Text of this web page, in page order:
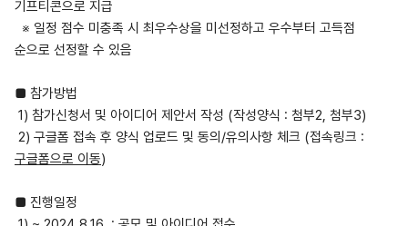
기프티콘으로 지급
※ 일정 점수 미충족 시 최우수상을 미선정하고 우수부터 고득점
순으로 선정할 수 있음
■ 참가방법
1) 참가신청서 및 아이디어 제안서 작성 (작성양식 : 첨부2, 첨부3)
2) 구글폼 접속 후 양식 업로드 및 동의/유의사항 체크 (접속링크 :
구글폼으로 이동)
■ 진행일정